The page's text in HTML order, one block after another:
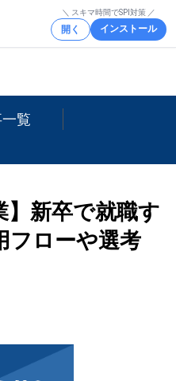
＼ スキマ時間でSPI対策 ／
開く インストール
覧
】新卒で就職す
フローや選考